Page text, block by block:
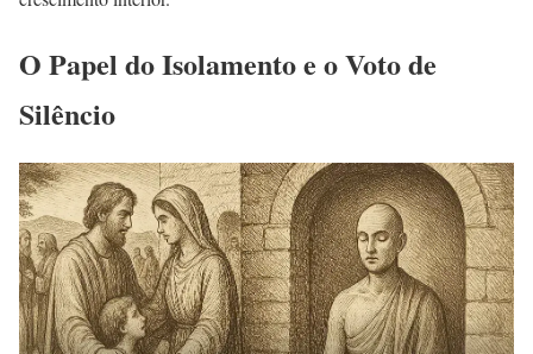
O Papel do Isolamento e o Voto de
Silêncio